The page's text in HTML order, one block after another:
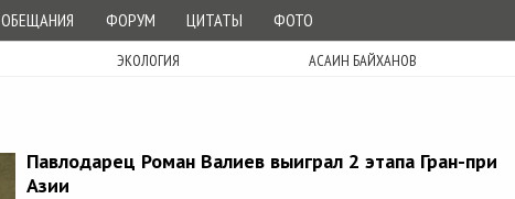
ОБЕЩАНИЯ ФОРУМ ЦИТАТЫ ФОТО
ЭКОЛОГИЯ АСАИН БАЙХАНОВ
Павлодарец Роман Валиев выиграл 2 этапа Гран-при
Азии